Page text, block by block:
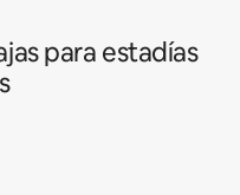
para estadías